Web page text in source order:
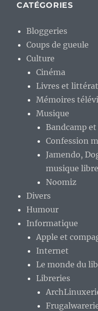
CATÉGORIES
Bloggeries
Coups de gueule
Culture
Cinéma
Livres et
Mémoires
Musique
Bandcamp
Confession
Jamendo,
musique libre
Noomiz
Divers
Humour
Informatique
Apple et
Internet
Le monde du
Libreries